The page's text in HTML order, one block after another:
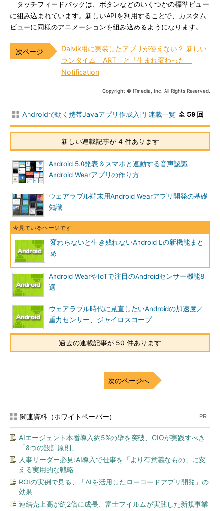
タッチフィードバックは、ボタンなどのいくつかの標準ビュー
に組み込まれています。新しいAPIを利用することで、カスタム
ビューに同様のアニメーションを組み込めるようになります。
Dalvik用に実装したアプリが使えない？ 新しい
ランタイム「ART」と「生まれ変わった」
Notification
Copyright © ITmedia, Inc. All Rights Reserved.
Androidで動く携帯Javaアプリ作成入門 連載一覧 全 59 回
新しい連載記事が 4 件あります
Android 5.0発表＆スマホと連動する音声認識
Android Wearアプリの作り方
ウェアラブル端末用Android Wearアプリ開発の基礎
知識
変わらないと生き残れないAndroid Lの新機能まと
め
Android WearやIoTで注目のAndroidセンサー機能8
選
ウェアラブル時代に見直したいAndroidの加速度／
重力センサー、ジャイロスコープ
過去の連載記事が 50 件あります
次のページへ
関連資料（ホワイトペーパー） PR
AIエージェント本番導入約5%の壁を突破、CIOが実践すべき
「8つの設計原則」
人事リーダー必見:AI導入で仕事を「より有意義なもの」に変
える実用的な戦略
ROIの実例で見る、「AIを活用したローコードアプリ開発」の
効果
連結売上高が約2倍に成長、富士フイルムが実践した新規事業